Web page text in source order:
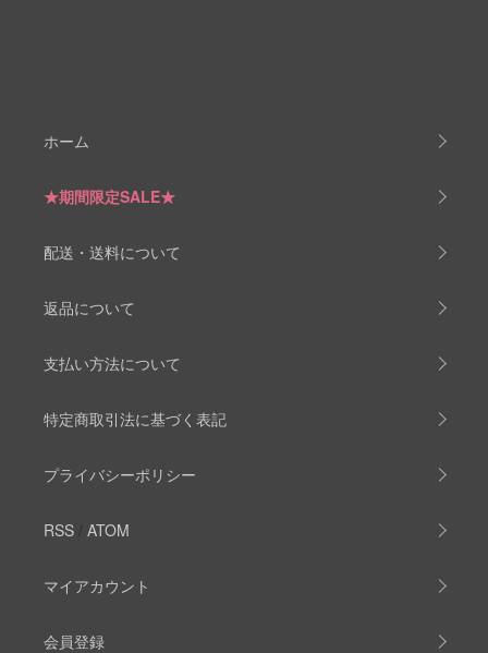
ホーム
★期間限定SALE★
配送・送料について
返品について
支払い方法について
特定商取引法に基づく表記
プライバシーポリシー
RSS / ATOM
マイアカウント
会員登録